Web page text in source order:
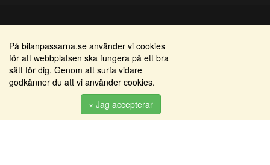
Bilanpassarna
Smedjegatan 22
352 46 Växjö
info@bilanpassarna.se
Områden
Alkomätare / alkolås
Elprodukter
Serviceinredningar
Tillbehörs artiklar
På bilanpassarna.se använder vi cookies
för att webbplatsen ska fungera på ett bra
sätt för dig. Genom att surfa vidare
godkänner du att vi använder cookies.
× Jag accepterar